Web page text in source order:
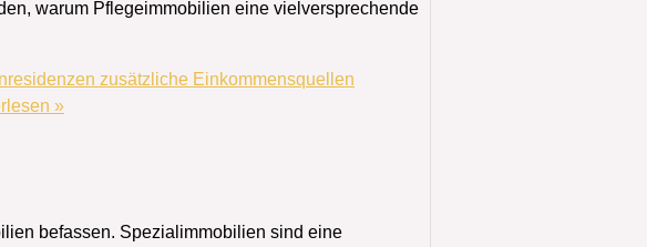
warum Pflegeimmobilien eine vielversprechende
zusätzliche Einkommensquellen
»
befassen. Spezialimmobilien sind eine